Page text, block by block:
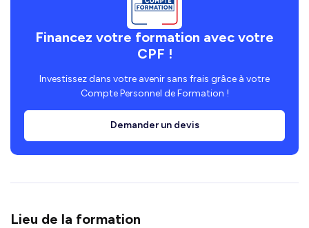
Financez votre formation avec votre
CPF !
Investissez dans votre avenir sans frais grâce à votre
Compte Personnel de Formation !
Demander un devis
Lieu de la formation